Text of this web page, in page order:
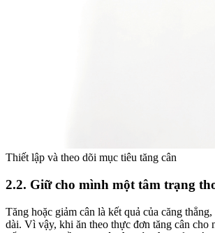
Thiết lập và theo dõi mục tiêu tăng cân
2.2. Giữ cho mình một tâm trạng
Tăng hoặc giảm cân là kết quả của căng
dài. Vì vậy, khi ăn theo thực đơn tăng cân cho